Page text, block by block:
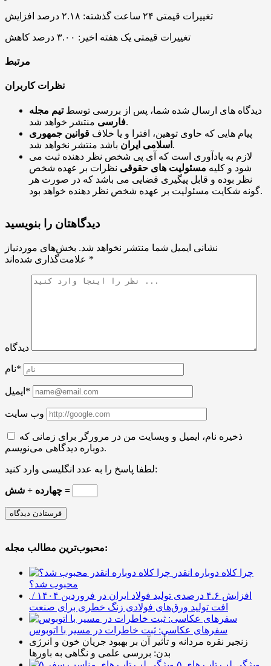
مرتبط
نظرات کاربران
دیدگاه های ارسال شده شما، پس از بررسی توسطتیم مجله
فارسیمنتشر خواهد شد.
پیام هایی که حاوی توهین، افترا و یا خلاف قوانین جمهوری
اسلامی ایران باشد منتشر نخواهد شد.
لازم به یادآوری است که آی پی شخص نظر دهنده ثبت می
شود و کلیه مسئولیت های حقوقی نظرات بر عهده شخص
نظر بوده و قابل پیگیری قضایی می باشد که در صورت هر
گونه شکایت مسئولیت بر عهده شخص نظر دهنده خواهد بود.
دیدگاهتان را بنویسید
نشانی ایمیل شما منتشر نخواهد شد. بخش‌های موردنیاز
*
دیدگاه
نام*
ایمیل*
وب سایت
ذخیره نام، ایمیل و وبسایت من در مرورگر برای زمانی که
دوباره دیدگاهی می‌نویسم.
لطفا پاسخ را به عدد انگلیسی وارد کنید:
چهارده + شش =
محبوب‌ترین مطالب مجله:
چرا کلاه دوباره انقدر
محبوب شد؟
افزایش ۴.۶ درصدی تولید فولاد ایران در فروردین ۱۴۰۴ /
افت تولید ورق‌های فولادی زنگ خطری برای صنعت
سفرهای عکاسی: ثبت خاطرات در مسیر با اتوبوس
زنجیر نقره مردانه و تأثیر آن بر بهبود جریان خون و انرژی
بدن: بررسی علمی و نگاهی به باورها